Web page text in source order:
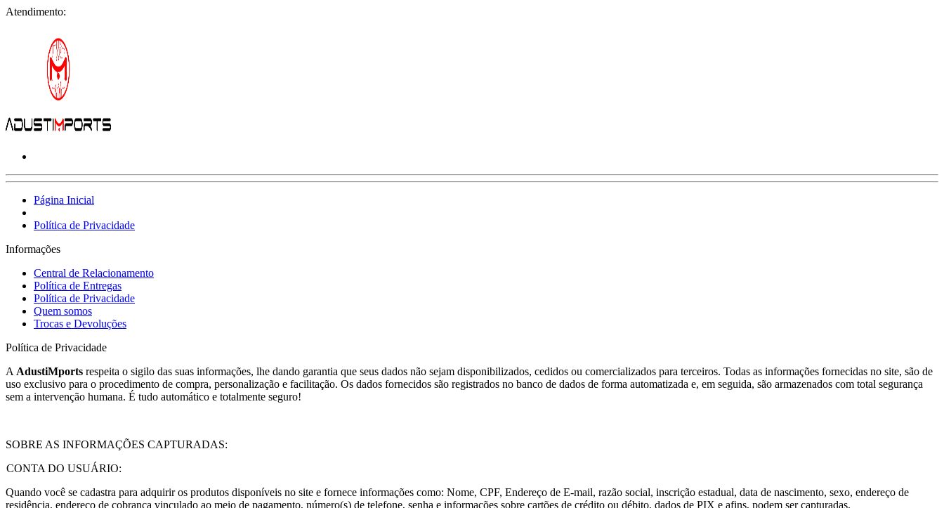
Atendimento:
Página Inicial
Política de Privacidade
Informações
Central de Relacionamento
Política de Entregas
Política de Privacidade
Quem somos
Trocas e Devoluções
Política de Privacidade
A AdustiMports respeita o sigilo das suas informações, lhe dando garantia que seus dados não sejam disponibilizados, cedidos ou comercializados para terceiros. Todas as informações fornecidas no site, são de
uso exclusivo para o procedimento de compra, personalização e facilitação. Os dados fornecidos são registrados no banco de dados de forma automatizada e, em seguida, são armazenados com total segurança
sem a intervenção humana. É tudo automático e totalmente seguro!
SOBRE AS INFORMAÇÕES CAPTURADAS:
CONTA DO USUÁRIO:
Quando você se cadastra para adquirir os produtos disponíveis no site e fornece informações como: Nome, CPF, Endereço de E-mail, razão social, inscrição estadual, data de nascimento, sexo, endereço de
residência, endereço de cobrança vinculado ao meio de pagamento, número(s) de telefone, senha e informações sobre cartões de crédito ou débito, dados de PIX e afins, podem ser capturadas.